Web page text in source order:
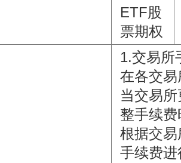
ETF股
票期权
1.交易所
在各交
当交易
整手续
根据交
手续费